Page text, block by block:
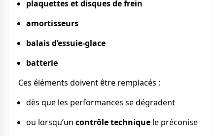
plaquettes et disques de frein
amortisseurs
balais d’essuie-glace
batterie
Ces éléments doivent être remplacés :
dès que les performances se dégradent
ou lorsqu’un contrôle technique le préconise